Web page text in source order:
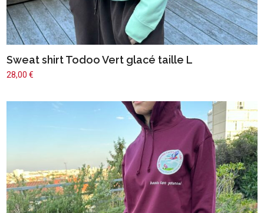
Sweat shirt Todoo Vert glacé taille L
28,00€